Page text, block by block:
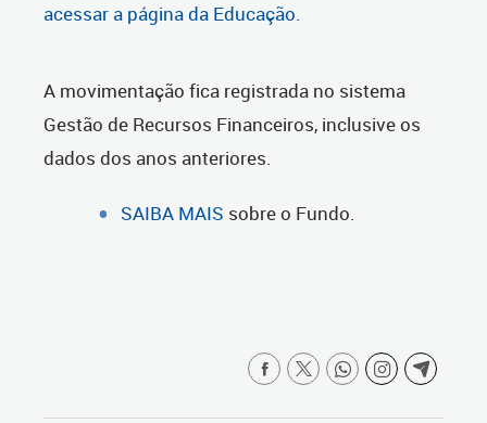
acessar a página da Educação.
A movimentação fica registrada no sistema
Gestão de Recursos Financeiros, inclusive os
dados dos anos anteriores.
SAIBA MAIS sobre o Fundo.